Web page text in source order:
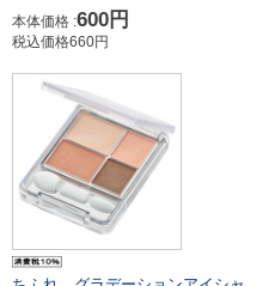
本体価格 :600円
税込価格660円